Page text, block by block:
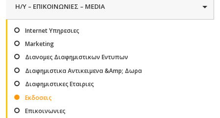
H/Y – ΕΠΙΚΟΙΝΩΝΙΕΣ – MEDIA
Internet Υπηρεσιες
Marketing
Διανομες Διαφημιστικων Εντυπων
Διαφημιστικα Αντικειμενα &Amp; Δωρα
Διαφημιστικες Εταιριες
Εκδοσεις
Επικοινωνιες